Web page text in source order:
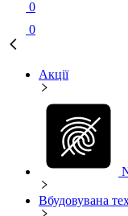
0
0
Акції
Вбудовувана